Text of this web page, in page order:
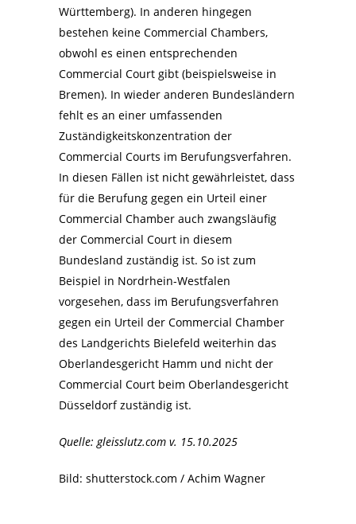
Württemberg). In anderen hingegen
bestehen keine Commercial Chambers,
obwohl es einen entsprechenden
Commercial Court gibt (beispielsweise in
Bremen). In wieder anderen Bundesländern
fehlt es an einer umfassenden
Zuständigkeitskonzentration der
Commercial Courts im Berufungsverfahren.
In diesen Fällen ist nicht gewährleistet, dass
für die Berufung gegen ein Urteil einer
Commercial Chamber auch zwangsläufig
der Commercial Court in diesem
Bundesland zuständig ist. So ist zum
Beispiel in Nordrhein-Westfalen
vorgesehen, dass im Berufungsverfahren
gegen ein Urteil der Commercial Chamber
des Landgerichts Bielefeld weiterhin das
Oberlandesgericht Hamm und nicht der
Commercial Court beim Oberlandesgericht
Düsseldorf zuständig ist.
Quelle: gleisslutz.com v. 15.10.2025
Bild: shutterstock.com / Achim Wagner